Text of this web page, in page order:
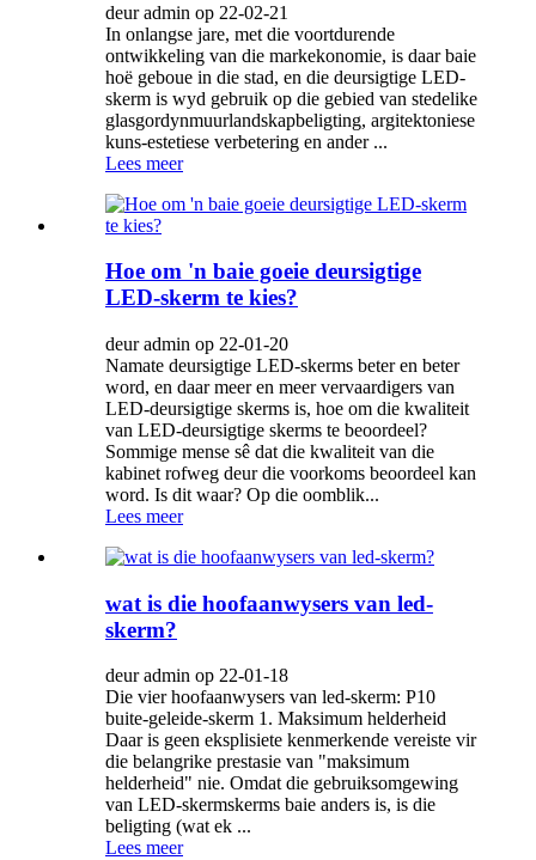
deur admin op 22-02-21
In onlangse jare, met die voortdurende
ontwikkeling van die markekonomie, is daar baie
hoë geboue in die stad, en die deursigtige LED-
skerm is wyd gebruik op die gebied van stedelike
glasgordynmuurlandskapbeligting, argitektoniese
kuns-estetiese verbetering en ander ...
Lees meer
Hoe om 'n baie goeie deursigtige
LED-skerm te kies?
deur admin op 22-01-20
Namate deursigtige LED-skerms beter en beter
word, en daar meer en meer vervaardigers van
LED-deursigtige skerms is, hoe om die kwaliteit
van LED-deursigtige skerms te beoordeel?
Sommige mense sê dat die kwaliteit van die
kabinet rofweg deur die voorkoms beoordeel kan
word. Is dit waar? Op die oomblik...
Lees meer
wat is die hoofaanwysers van led-
skerm?
deur admin op 22-01-18
Die vier hoofaanwysers van led-skerm: P10
buite-geleide-skerm 1. Maksimum helderheid
Daar is geen eksplisiete kenmerkende vereiste vir
die belangrike prestasie van "maksimum
helderheid" nie. Omdat die gebruiksomgewing
van LED-skermskerms baie anders is, is die
beligting (wat ek ...
Lees meer